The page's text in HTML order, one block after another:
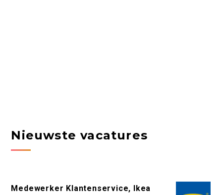
Nieuwste vacatures
Medewerker Klantenservice, Ikea